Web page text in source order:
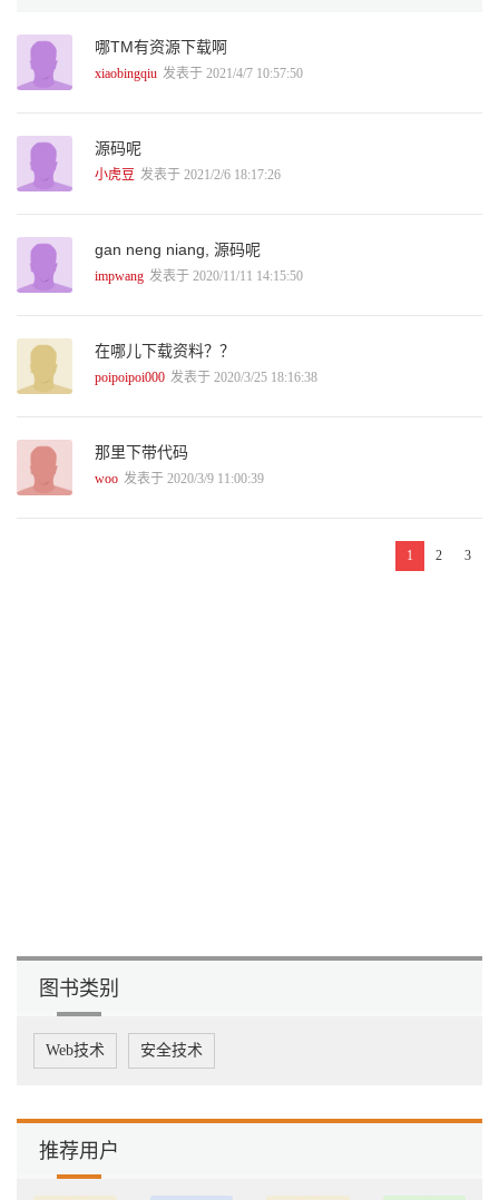
1.6.3 在Windows中编译Android源码 26
1.7 本章小结 27
2.1 编写第一个Android程序 28
2.1.1 创建Android工程 28
2.1.2 编译生成APK文件 31
2.2.2 反编译APK文件 35
2.2.3 分析APK文件 36
2.2.4 修改smali文件的代码 44
2.2.6 安装和测试 47
2.2.7 小结 48
2.3 本章小结 48
3.1 Dalvik虚拟机 49
3.1.1 Dalvik虚拟机的特点 49
3.1.2 Dalvik虚拟机与Java虚拟机的区别 49
3.3.12 字段操作指令 69
3.3.13 方法调用指令 69
3.3.14 数据转换指令 70
3.3.15 数据运算指令 70
3.4 Dalvik指令练习 71
3.4.3 测试运行 73
3.5 本章小结 73
哪TM有资源下载啊
xiaobingqiu 发表于 2021/4/7 10:57:50
源码呢
小虎豆 发表于 2021/2/6 18:17:26
gan neng niang, 源码呢
impwang 发表于 2020/11/11 14:15:50
在哪儿下载资料？？
poipoipoi000 发表于 2020/3/25 18:16:38
那里下带代码
woo 发表于 2020/3/9 11:00:39
1 2 3
图书类别
Web技术 安全技术
推荐用户